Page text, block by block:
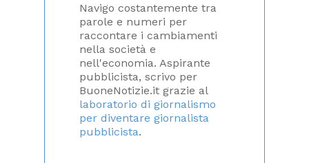
Navigo costantemente tra
parole e numeri per
raccontare i cambiamenti
nella società e
nell'economia. Aspirante
pubblicista, scrivo per
BuoneNotizie.it grazie al
laboratorio di giornalismo
per diventare giornalista
pubblicista.